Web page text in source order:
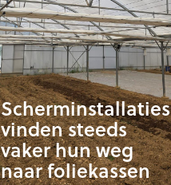
Scherminstallaties
vinden steeds
vaker hun weg
naar foliekassen